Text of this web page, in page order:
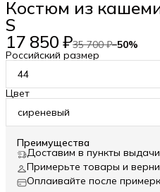
Костюм из
S
17 850 ₽35 700 ₽−50%
Российский размер
44
Цвет
сиреневый
Преимущества
Доставим в пункты
Примерьте товары и
Оплаивайте после